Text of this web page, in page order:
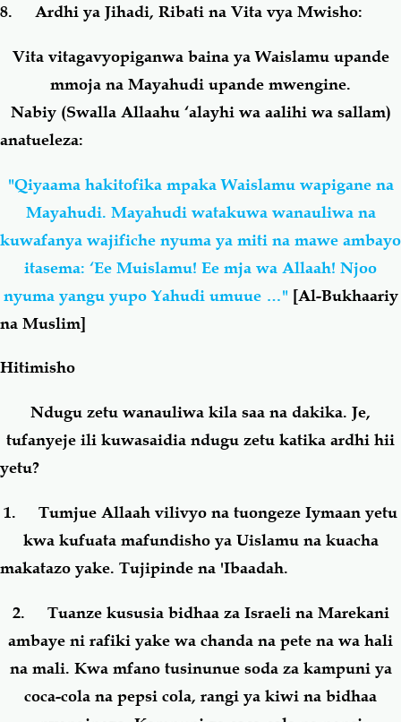
8. Ardhi ya Jihadi, Ribati na Vita vya Mwisho:
Vita vitagavyopiganwa baina ya Waislamu upande
mmoja na Mayahudi upande mwengine.
Nabiy (Swalla Allaahu ‘alayhi wa aalihi wa sallam)
anatueleza:
"Qiyaama hakitofika mpaka Waislamu wapigane na
Mayahudi. Mayahudi watakuwa wanauliwa na
kuwafanya wajifiche nyuma ya miti na mawe ambayo
itasema: ‘Ee Muislamu! Ee mja wa Allaah! Njoo
nyuma yangu yupo Yahudi umuue …" [Al-Bukhaariy
na Muslim]
Hitimisho
Ndugu zetu wanauliwa kila saa na dakika. Je,
tufanyeje ili kuwasaidia ndugu zetu katika ardhi hii
yetu?
1. Tumjue Allaah vilivyo na tuongeze Iymaan yetu
kwa kufuata mafundisho ya Uislamu na kuacha
makatazo yake. Tujipinde na 'Ibaadah.
2. Tuanze kususia bidhaa za Israeli na Marekani
ambaye ni rafiki yake wa chanda na pete na wa hali
na mali. Kwa mfano tusinunue soda za kampuni ya
coca-cola na pepsi cola, rangi ya kiwi na bidhaa